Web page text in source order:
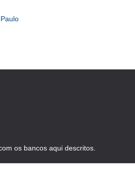
os bancos aqui descritos.